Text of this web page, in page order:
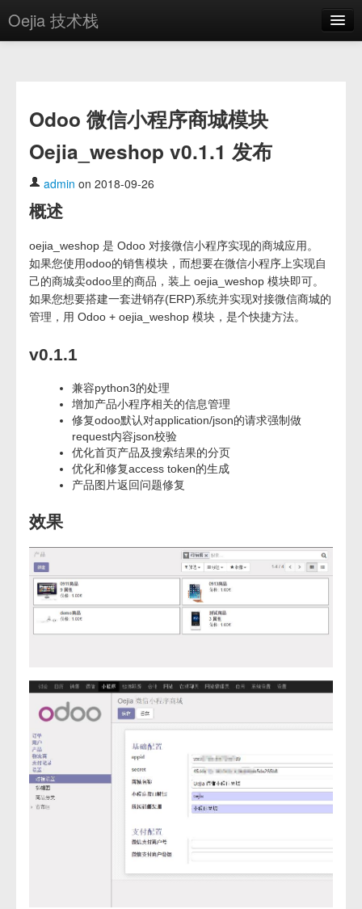
Oejia 技术栈
方案
OE学院
分享
关于
编辑器
登录
Odoo 微信小程序商城模块
Oejia_weshop v0.1.1 发布
admin on 2018-09-26
概述
oejia_weshop 是 Odoo 对接微信小程序实现的商城应用。
如果您使用odoo的销售模块，而想要在微信小程序上实现自
己的商城卖odoo里的商品，装上 oejia_weshop 模块即可。
如果您想要搭建一套进销存(ERP)系统并实现对接微信商城的
管理，用 Odoo + oejia_weshop 模块，是个快捷方法。
v0.1.1
兼容python3的处理
增加产品小程序相关的信息管理
修复odoo默认对application/json的请求强制做
request内容json校验
优化首页产品及搜索结果的分页
优化和修复access token的生成
产品图片返回问题修复
效果